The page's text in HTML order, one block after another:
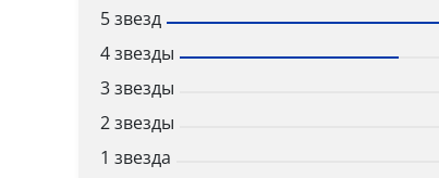
5 звезд
4 звезды
3 звезды
2 звезды
1 звезда